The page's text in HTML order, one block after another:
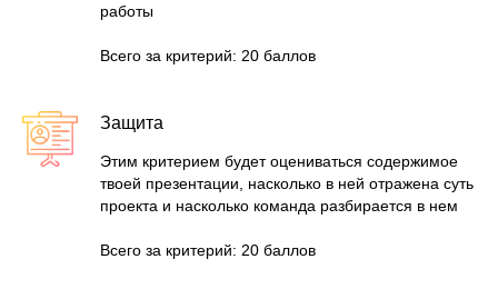
работы
Всего за критерий: 20 баллов
Защита
Этим критерием будет оцениваться содержимое
твоей презентации, насколько в ней отражена суть
проекта и насколько команда разбирается в нем
Всего за критерий: 20 баллов